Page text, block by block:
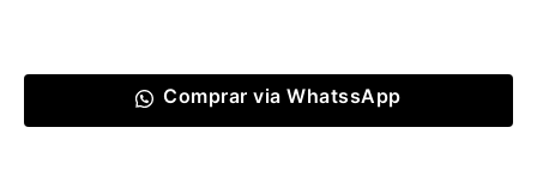
Comprar via WhatssApp